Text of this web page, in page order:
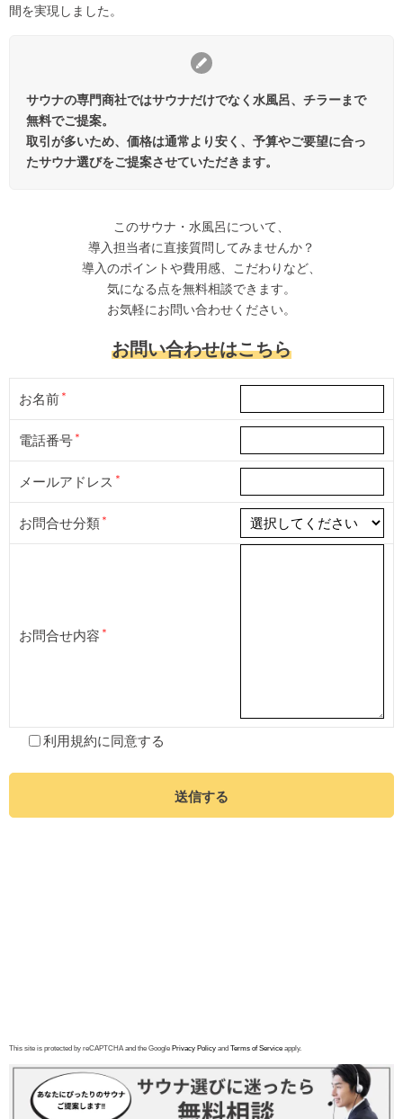
間を実現しました。
サウナの専門商社ではサウナだけでなく水風呂、チラーまで
無料でご提案。
取引が多いため、価格は通常より安く、予算やご要望に合っ
たサウナ選びをご提案させていただきます。
このサウナ・水風呂について、
導入担当者に直接質問してみませんか？
導入のポイントや費用感、こだわりなど、
気になる点を無料相談できます。
お気軽にお問い合わせください。
お問い合わせはこちら
お名前
電話番号
メールアドレス
お問合せ分類
お問合せ内容
利用規約に同意する
送信する
This site is protected by reCAPTCHA and the Google Privacy Policy and Terms of Service apply.